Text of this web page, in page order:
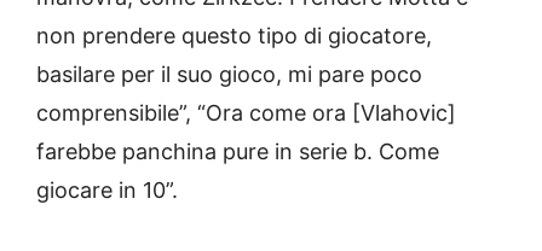
non prendere questo tipo di giocatore,
basilare per il suo gioco, mi pare poco
comprensibile”, “Ora come ora [Vlahovic]
farebbe panchina pure in serie b. Come
giocare in 10”.